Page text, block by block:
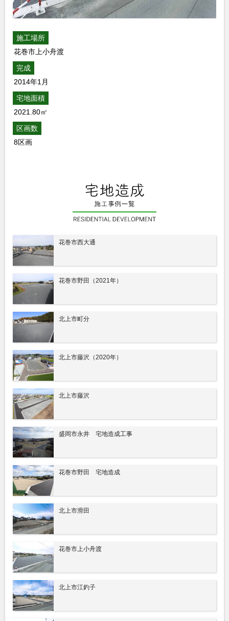
施工場所
花巻市上小舟渡
完成
2014年1月
宅地面積
2021.80㎡
区画数
8区画
花巻市西大通
花巻市野田（2021年）
北上市町分
北上市藤沢（2020年）
北上市藤沢
盛岡市永井 宅地造成工事
花巻市野田 宅地造成
北上市滑田
花巻市上小舟渡
北上市江釣子